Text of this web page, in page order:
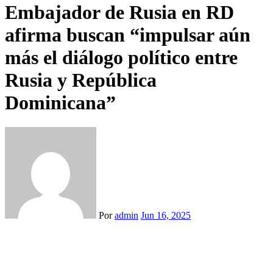
Embajador de Rusia en RD
afirma buscan “impulsar aún
más el diálogo político entre
Rusia y República
Dominicana”
Poradmin Jun 16, 2025